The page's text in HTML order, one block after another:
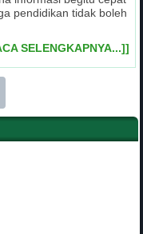
pendidikan tidak boleh
SELENGKAPNYA...]]